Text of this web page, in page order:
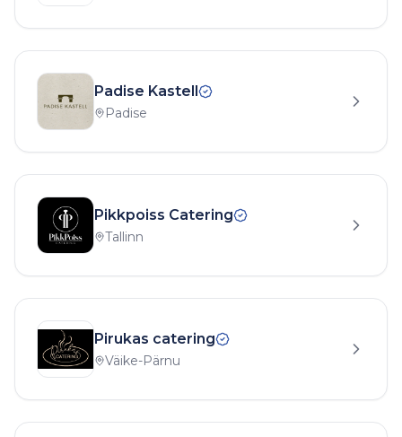
Padise Kastell
Padise
Pikkpoiss Catering
Tallinn
Pirukas catering
Väike-Pärnu